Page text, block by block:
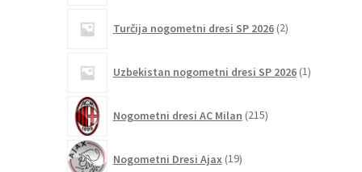
Turčija nogometni dresi SP 2026 2izdelka
Uzbekistan nogometni dresi SP 2026 1izdelek
Nogometni dresi AC Milan 215izdelkov
Nogometni Dresi Ajax 19izdelkov